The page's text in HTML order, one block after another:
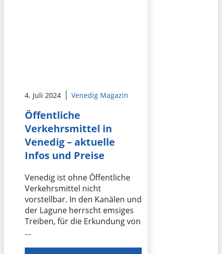
4. Juli 2024 Venedig Magazin
Öffentliche
Verkehrsmittel in
Venedig – aktuelle
Infos und Preise
Venedig ist ohne Öffentliche
Verkehrsmittel nicht
vorstellbar. In den Kanälen und
der Lagune herrscht emsiges
Treiben, für die Erkundung von
…